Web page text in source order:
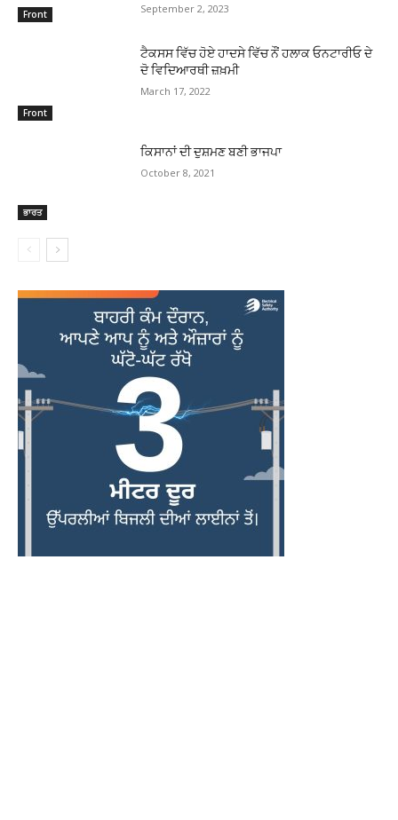
Front September 2, 2023
Front
ਟੈਕਸਸ ਵਿੱਚ ਹੋਏ ਹਾਦਸੇ ਵਿੱਚ ਨੌਂ ਹਲਾਕ ਓਨਟਾਰੀਓ ਦੇ
ਦੋ ਵਿਦਿਆਰਥੀ ਜ਼ਖ਼ਮੀ
March 17, 2022
ਭਾਰਤ
ਕਿਸਾਨਾਂ ਦੀ ਦੁਸ਼ਮਣ ਬਣੀ ਭਾਜਪਾ
October 8, 2021